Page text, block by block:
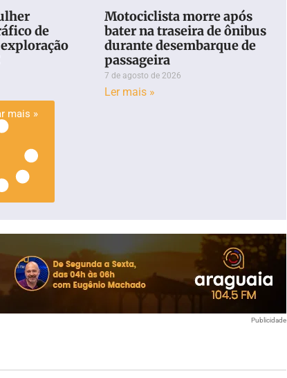
de
Motociclista morre após
bater na traseira de ônibus
durante desembarque de
passageira
7 de agosto de 2026
Ler mais »
mais »
Publicidade